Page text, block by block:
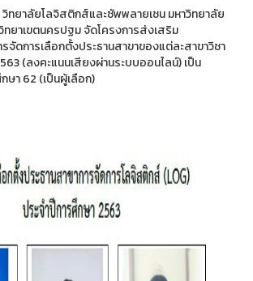
ทยาลัยโลจิสติกส์และซัพพลายเชน มหาวิทยาลัย
ยาเขตนครปฐม จัดโครงการส่งเสริม
จัดการเลือกตั้งประธานสาขาของแต่ละสาขาวิชา
(ลงคะแนนเสียงผ่านระบบออนไลน์) เป็น
ษา 62 (เป็นผู้เลือก)